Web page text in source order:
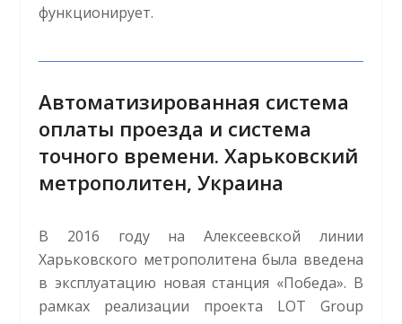
функционирует.
Автоматизированная система
оплаты проезда и система
точного времени. Харьковский
метрополитен, Украина
В 2016 году на Алексеевской линии
Харьковского метрополитена была введена
в эксплуатацию новая станция «Победа». В
рамках реализации проекта LOT Group